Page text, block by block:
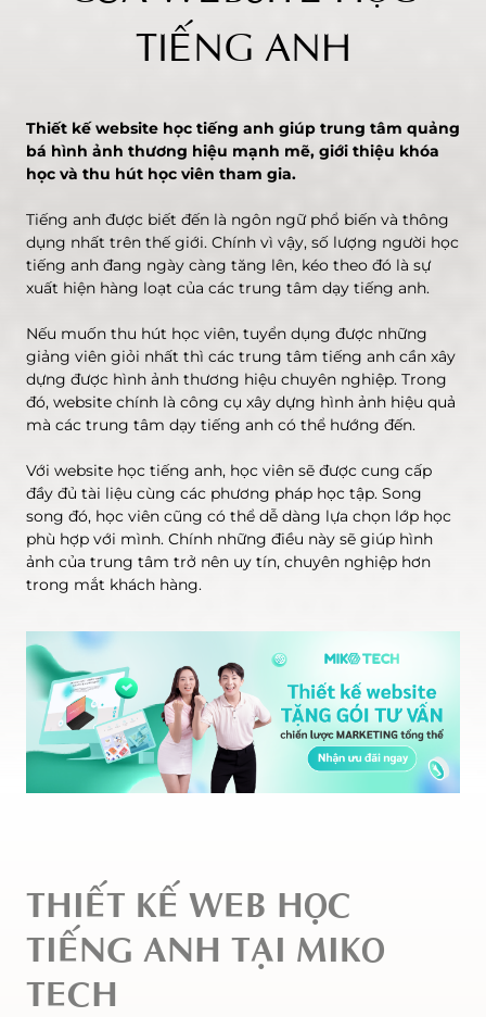
TIẾNG ANH
Thiết kế website học tiếng anh giúp trung tâm quảng
bá hình ảnh thương hiệu mạnh mẽ, giới thiệu khóa
học và thu hút học viên tham gia.
Tiếng anh được biết đến là ngôn ngữ phổ biến và thông
dụng nhất trên thế giới. Chính vì vậy, số lượng người học
tiếng anh đang ngày càng tăng lên, kéo theo đó là sự
xuất hiện hàng loạt của các trung tâm dạy tiếng anh.
Nếu muốn thu hút học viên, tuyển dụng được những
giảng viên giỏi nhất thì các trung tâm tiếng anh cần xây
dựng được hình ảnh thương hiệu chuyên nghiệp. Trong
đó, website chính là công cụ xây dựng hình ảnh hiệu quả
mà các trung tâm dạy tiếng anh có thể hướng đến.
Với website học tiếng anh, học viên sẽ được cung cấp
đầy đủ tài liệu cùng các phương pháp học tập. Song
song đó, học viên cũng có thể dễ dàng lựa chọn lớp học
phù hợp với mình. Chính những điều này sẽ giúp hình
ảnh của trung tâm trở nên uy tín, chuyên nghiệp hơn
trong mắt khách hàng.
THIẾT KẾ WEB HỌC
TIẾNG ANH TẠI MIKO
TECH